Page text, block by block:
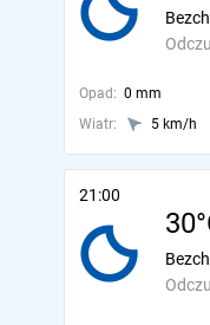
Opad: 0 mm
Wiatr:
5 km/h
21:00